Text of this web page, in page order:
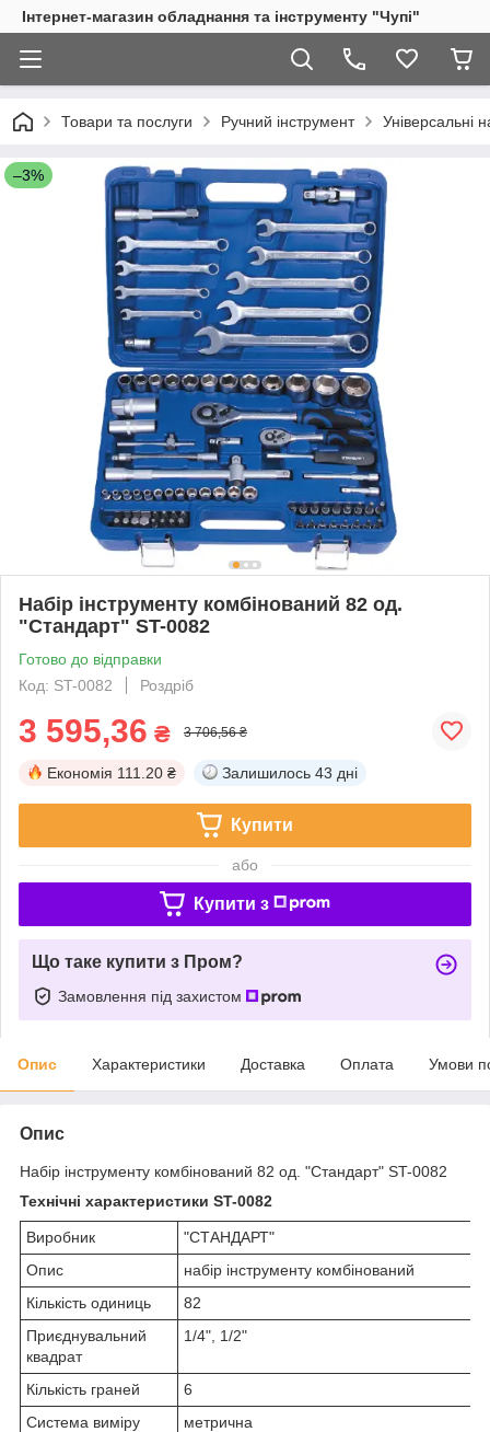
Інтернет-магазин обладнання та інструменту "Чупі"
Товари та послуги Ручний інструмент Універсальні
–3%
Набір інструменту комбінований 82 од.
"Стандарт" ST-0082
Готово до відправки
Код: ST-0082
Роздріб
3 595,36 ₴ 3 706,56 ₴
Економія 111.20 ₴ Залишилось 43 дні
Купити
або
Купити з
Що таке купити з Пром?
Замовлення під захистом
Опис Характеристики Доставка Оплата Умови
Опис
Набір інструменту комбінований 82 од. "Стандарт" ST-0082
Технічні характеристики ST-0082
Виробник
"СТАНДАРТ"
Опис
набір інструменту комбінований
Кількість одиниць
82
Приєднувальний
квадрат
1/4", 1/2"
Кількість граней
6
Система виміру
метрична